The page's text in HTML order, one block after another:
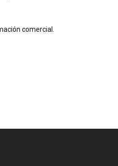
comercial.